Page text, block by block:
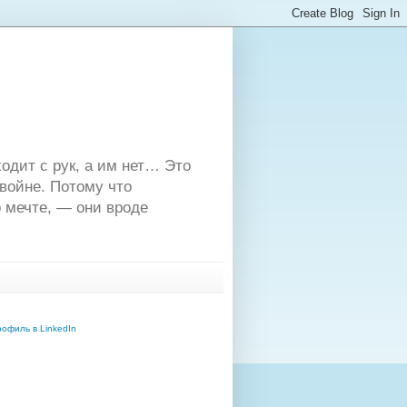
с рук, а им нет… Это
Потому что
мечте, — они вроде
в LinkedIn